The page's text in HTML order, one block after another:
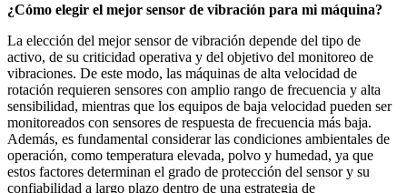
¿Cómo elegir el mejor sensor de vibración para mi máquina?
La elección del mejor sensor de vibración depende del tipo de
activo, de su criticidad operativa y del objetivo del monitoreo de
vibraciones. De este modo, las máquinas de alta velocidad de
rotación requieren sensores con amplio rango de frecuencia y alta
sensibilidad, mientras que los equipos de baja velocidad pueden ser
monitoreados con sensores de respuesta de frecuencia más baja.
Además, es fundamental considerar las condiciones ambientales de
operación, como temperatura elevada, polvo y humedad, ya que
estos factores determinan el grado de protección del sensor y su
confiabilidad a largo plazo dentro de una estrategia de